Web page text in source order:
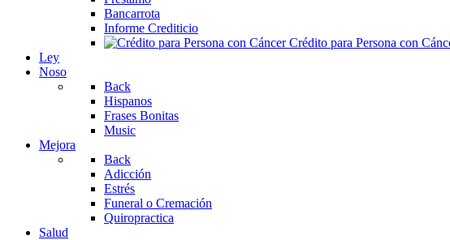
Bancarrota
Informe Crediticio
Crédito para Persona con
Ley
Noso
Back
Hispanos
Frases Bonitas
Music
Mejora
Back
Adicción
Estrés
Funeral o Cremación
Quiropractica
Salud